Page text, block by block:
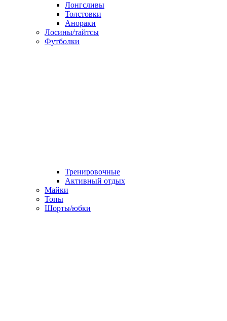
Лонгсливы
Толстовки
Анораки
Лосины/тайтсы
Футболки
Тренировочные
Активный отдых
Майки
Топы
Шорты/юбки